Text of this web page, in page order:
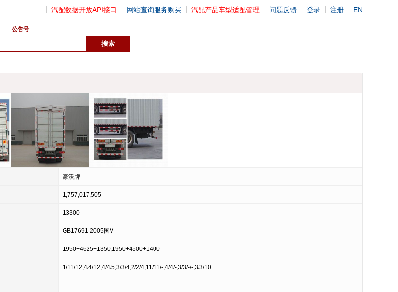
汽配数据开放API接口 网站查询服务购买 汽配产品车型适配管理 问题反馈 登录 注册 EN
公告号
豪沃牌
1,757,017,505
13300
GB17691-2005国Ⅴ
1950+4625+1350,1950+4600+1400
1/11/12,4/4/12,4/4/5,3/3/4,2/2/4,11/11/-,4/4/-,3/3/-/-,3/3/10